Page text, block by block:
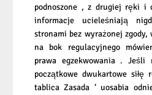
podnoszone , z drugiej ręki i
informacje ucieleśniają
stronami bez wyrażonej
na bok regulacyjnego
prawa egzekwowania .
początkowe dwukartowe siłę
tablica Zasada ‘ uosabia